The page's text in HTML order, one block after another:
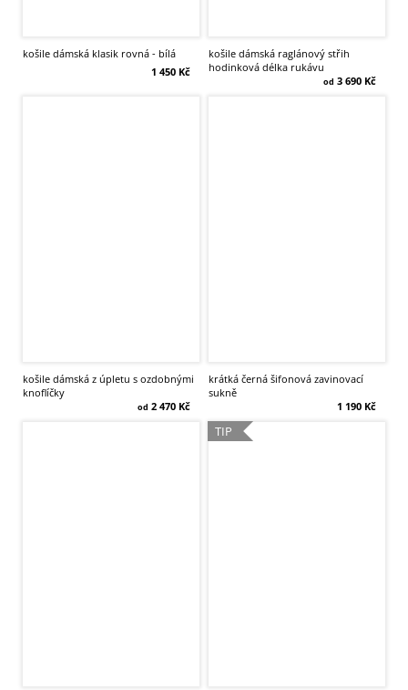
košile dámská klasik rovná - bílá
1 450 Kč
košile dámská raglánový střih
hodinková délka rukávu
od 3 690 Kč
košile dámská z úpletu s ozdobnými
knoflíčky
od 2 470 Kč
krátká černá šifonová zavinovací
sukně
1 190 Kč
TIP